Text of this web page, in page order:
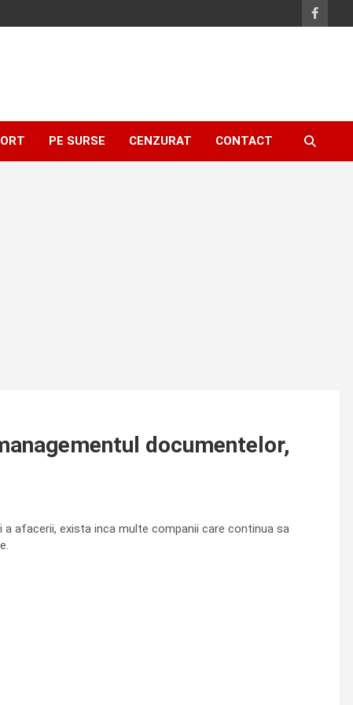
PE SURSE CENZURAT CONTACT
documentelor,
afacerii, exista inca multe companii care continua sa